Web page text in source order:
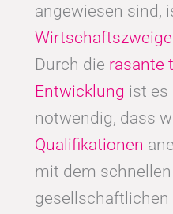
angewiesen sind,
Durch die rasante
Entwicklung ist es
notwendig, dass
Qualifikationen
mit dem